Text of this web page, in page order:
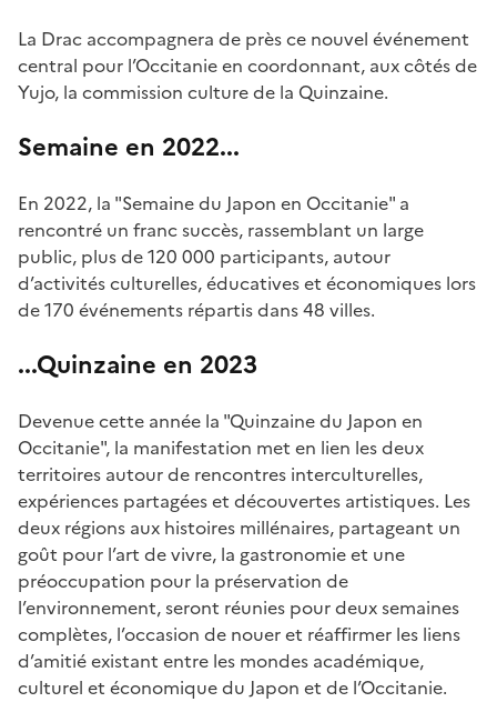
La Drac accompagnera de près ce nouvel événement
central pour l’Occitanie en coordonnant, aux côtés de
Yujo, la commission culture de la Quinzaine.
Semaine en 2022...
En 2022, la "Semaine du Japon en Occitanie" a
rencontré un franc succès, rassemblant un large
public, plus de 120 000 participants, autour
d’activités culturelles, éducatives et économiques lors
de 170 événements répartis dans 48 villes.
...Quinzaine en 2023
Devenue cette année la "Quinzaine du Japon en
Occitanie", la manifestation met en lien les deux
territoires autour de rencontres interculturelles,
expériences partagées et découvertes artistiques. Les
deux régions aux histoires millénaires, partageant un
goût pour l’art de vivre, la gastronomie et une
préoccupation pour la préservation de
l’environnement, seront réunies pour deux semaines
complètes, l’occasion de nouer et réaffirmer les liens
d’amitié existant entre les mondes académique,
culturel et économique du Japon et de l’Occitanie.